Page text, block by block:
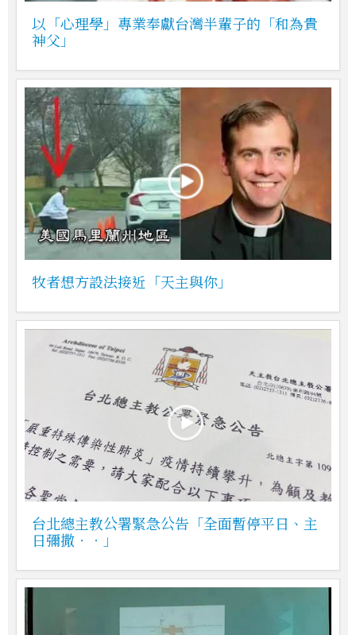
以「心理學」專業奉獻台灣半輩子的「和為貴
神父」
牧者想方設法接近「天主與你」
台北總主教公署緊急公告「全面暫停平日、主
日彌撒‧‧」